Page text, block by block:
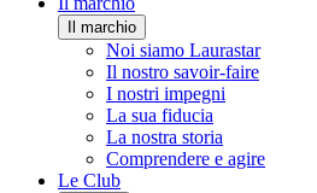
Il marchio
Noi siamo Laurastar
Il nostro savoir-faire
I nostri impegni
La sua fiducia
La nostra storia
Comprendere e agire
Le Club